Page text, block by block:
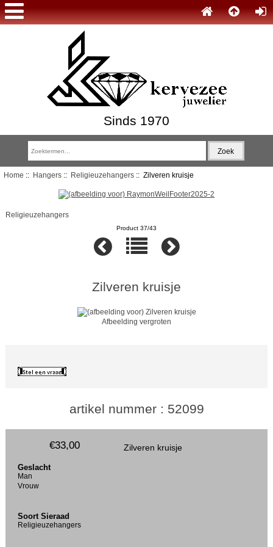
Sinds 1970
Home :: Hangers:: Religieuzehangers:: Zilveren kruisje
Religieuzehangers
Product 37/43
Zilveren kruisje
Afbeelding vergroten
artikel nummer : 52099
Zilveren kruisje
€33,00
Geslacht
Man
Vrouw
Soort Sieraad
Religieuzehangers